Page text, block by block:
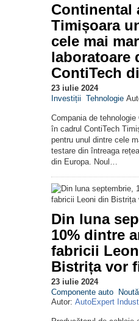
Continental
Timișoara
cele mai
laboratoare
ContiTech
23 iulie 2024
Investiții Tehnologie
Compania de tehnologie
în cadrul ContiTech
pentru unul dintre cele
testare din întreaga
din Europa. Noul…
Din luna
10% dintre
fabricii
Bistrița vor
23 iulie 2024
Componente auto
Autor: AutoExpert